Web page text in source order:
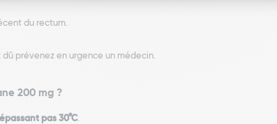
du rectum.
prévenez en urgence un médecin.
200 mg ?
pas 30°C.